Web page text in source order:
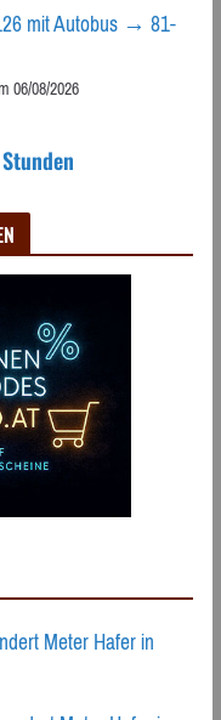
mit Autobus → 81-
06/08/2026
Meter Hafer in